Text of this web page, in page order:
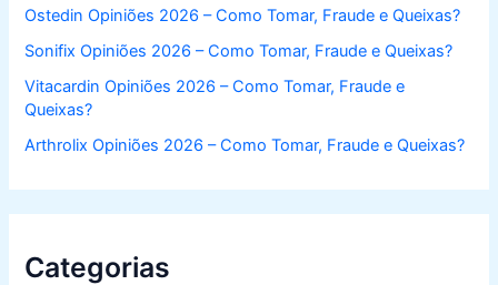
Ostedin Opiniões 2026 – Como Tomar, Fraude e Queixas?
Sonifix Opiniões 2026 – Como Tomar, Fraude e Queixas?
Vitacardin Opiniões 2026 – Como Tomar, Fraude e
Queixas?
Arthrolix Opiniões 2026 – Como Tomar, Fraude e Queixas?
Categorias